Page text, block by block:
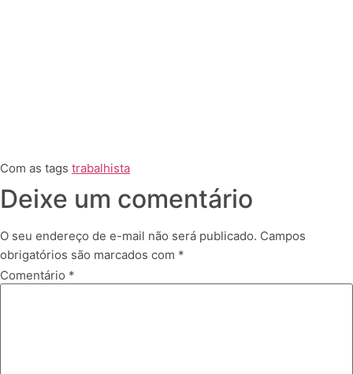
Com as tags trabalhista
Deixe um comentário
O seu endereço de e-mail não será publicado. Campos
obrigatórios são marcados com *
Comentário *